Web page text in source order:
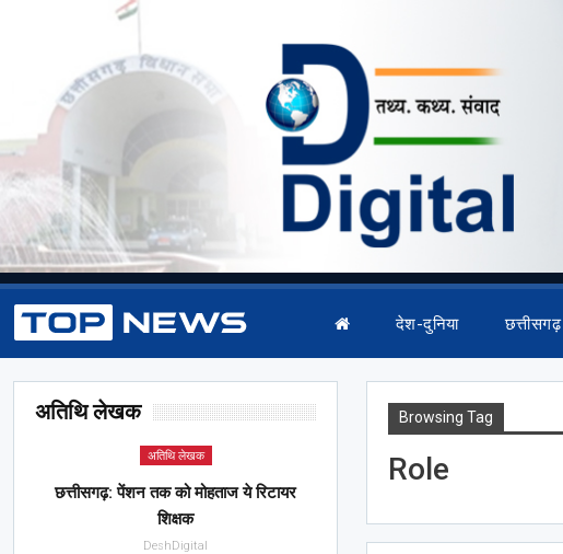
देश-दुनिया छत्तीसगढ़
Browsing Tag
Role
अतिथि लेखक
अतिथि लेखक
छत्तीसगढ़: पेंशन तक को मोहताज ये रिटायर
शिक्षक
DeshDigital